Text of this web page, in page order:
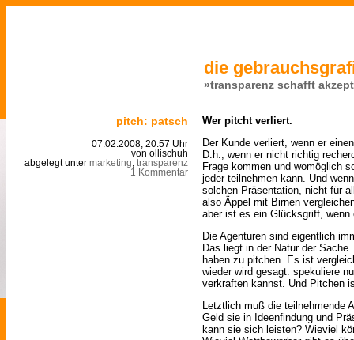
die
»transparenz schafft
pitch: patsch
07.02.2008, 20:57 Uhr
von ollischuh
abgelegt unter marketing transparenz
1 Kommentar
Wer pitcht verliert.
Der Kunde verliert, wenn er
D.h., wenn er nicht richtig
Frage kommen und womöglich
jeder teilnehmen kann. Und
solchen Präsentation, nicht für
also Äppel mit Birnen
aber ist es ein Glücksgriff, wenn
Die Agenturen sind eigentlich
Das liegt in der Natur der
haben zu pitchen. Es ist
wieder wird gesagt: spekuliere
verkraften kannst. Und Pitchen
Letztlich muß die teilnehmende
Geld sie in Ideenfindung und
kann sie sich leisten? Wieviel